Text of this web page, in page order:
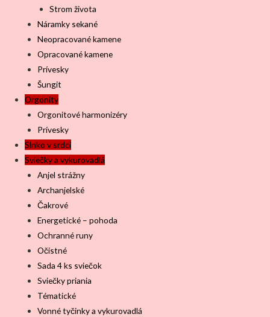
Strom života
Náramky sekané
Neopracované kamene
Opracované kamene
Prívesky
Šungit
Orgonity
Orgonitové harmonizéry
Prívesky
Slnko v srdci
Sviečky a vykurovadlá
Anjel strážny
Archanjelské
Čakrové
Energetické – pohoda
Ochranné runy
Očistné
Sada 4 ks sviečok
Sviečky priania
Tématické
Vonné tyčinky a vykurovadlá